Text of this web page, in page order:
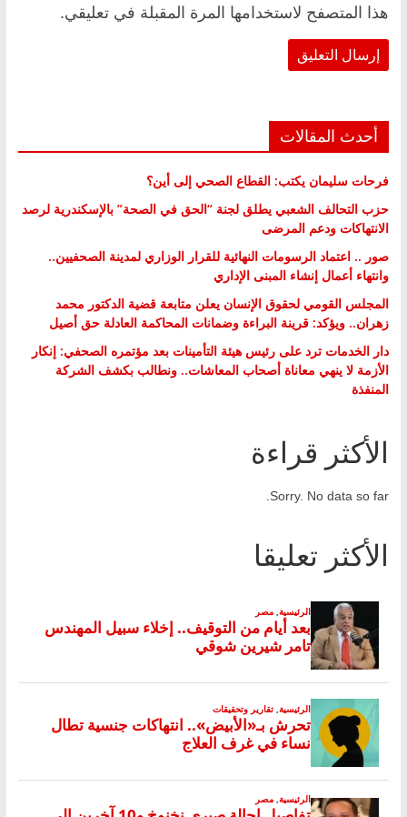
هذا المتصفح لاستخدامها المرة المقبلة في تعليقي.
أحدث المقالات
فرحات سليمان يكتب: القطاع الصحي إلى أين؟
حزب التحالف الشعبي يطلق لجنة “الحق في الصحة” بالإسكندرية لرصد
الانتهاكات ودعم المرضى
صور .. اعتماد الرسومات النهائية للقرار الوزاري لمدينة الصحفيين..
وانتهاء أعمال إنشاء المبنى الإداري
المجلس القومي لحقوق الإنسان يعلن متابعة قضية الدكتور محمد
زهران.. ويؤكد: قرينة البراءة وضمانات المحاكمة العادلة حق أصيل
دار الخدمات ترد على رئيس هيئة التأمينات بعد مؤتمره الصحفي: إنكار
الأزمة لا ينهي معاناة أصحاب المعاشات.. ونطالب بكشف الشركة
المنفذة
الأكثر قراءة
Sorry. No data so far.
الأكثر تعليقا